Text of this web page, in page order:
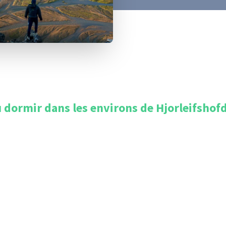
dormir dans les environs de